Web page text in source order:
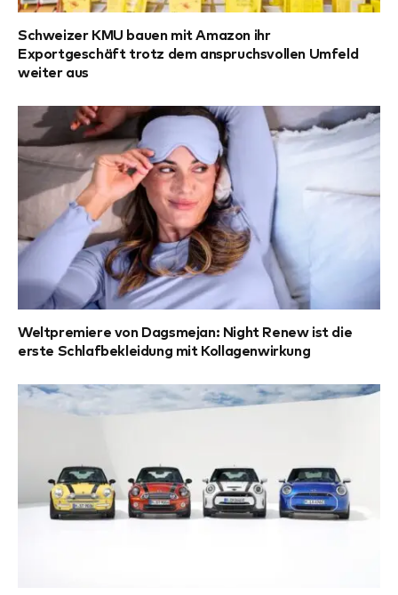
Schweizer KMU bauen mit Amazon ihr
Exportgeschäft trotz dem anspruchsvollen Umfeld
weiter aus
Weltpremiere von Dagsmejan: Night Renew ist die
erste Schlafbekleidung mit Kollagenwirkung